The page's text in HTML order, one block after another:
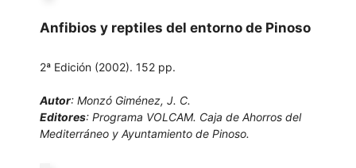
Anfibios y reptiles del entorno de Pinoso
2ª Edición (2002). 152 pp.
Autor
: Monzó Giménez, J. C.
Editores : Programa VOLCAM. Caja de Ahorros del
Mediterráneo y Ayuntamiento de Pinoso.